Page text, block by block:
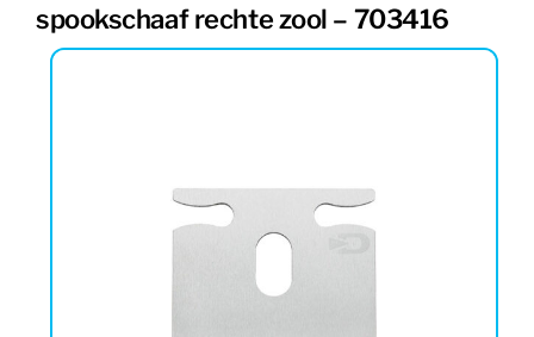
spookschaaf rechte zool – 703416